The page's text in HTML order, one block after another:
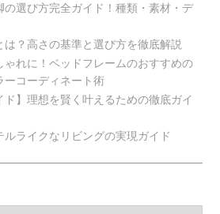
の選び方完全ガイド！種類・素材・デ
？高さの基準と選び方を徹底解説
れに！ベッドフレームのおすすめの
ーコーディネート術
ド】理想を賢く叶えるための徹底ガイ
ライクなリビングの実現ガイド